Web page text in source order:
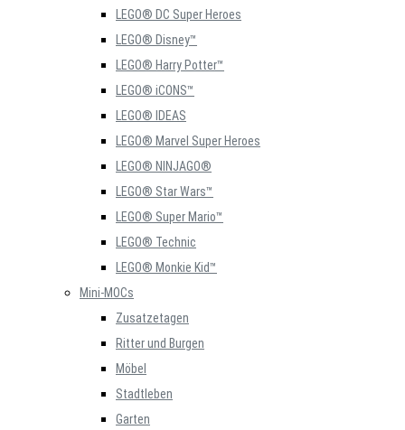
LEGO® DC Super Heroes
LEGO® Disney™
LEGO® Harry Potter™
LEGO® iCONS™
LEGO® IDEAS
LEGO® Marvel Super Heroes
LEGO® NINJAGO®
LEGO® Star Wars™
LEGO® Super Mario™
LEGO® Technic
LEGO® Monkie Kid™
Mini-MOCs
Zusatzetagen
Ritter und Burgen
Möbel
Stadtleben
Garten